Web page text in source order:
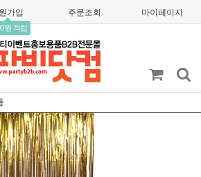
가입
원 적립
주문조회 마이페이지